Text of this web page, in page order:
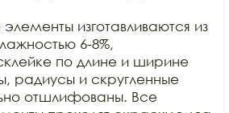
изготавливаются из
6-8%,
по длине и ширине
радиусы и скругленные
отшлифованы. Все